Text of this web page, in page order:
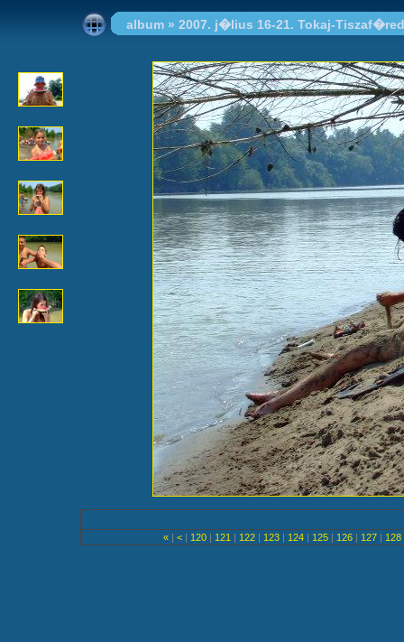
album » 2007. j�lius 16-21. Tokaj-Tiszaf�red
« | < | 120 | 121 | 122 | 123 | 124 | 125 | 126 | 127 | 128